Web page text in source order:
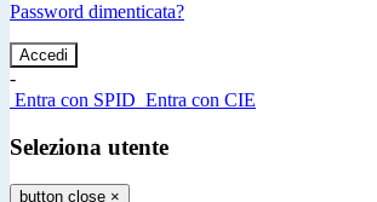
Password dimenticata?
-
Entra con SPID Entra con CIE
Seleziona utente
button close ×